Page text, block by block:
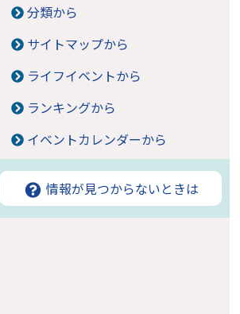
分類から
サイトマップから
ライフイベントから
ランキングから
イベントカレンダーから
情報が見つからないときは